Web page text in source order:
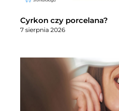
Cyrkon czy porcelana?
7 sierpnia 2026